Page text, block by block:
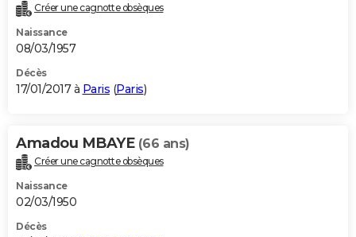
Créer une cagnotte obsèques
Naissance
08/03/1957
Décès
17/01/2017 à Paris (Paris)
Amadou MBAYE (66 ans)
Créer une cagnotte obsèques
Naissance
02/03/1950
Décès